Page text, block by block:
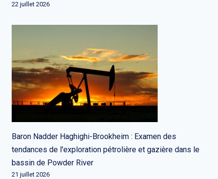
22 juillet 2026
Baron Nadder Haghighi-Brookheim : Examen des
tendances de l'exploration pétrolière et gazière dans le
bassin de Powder River
21 juillet 2026